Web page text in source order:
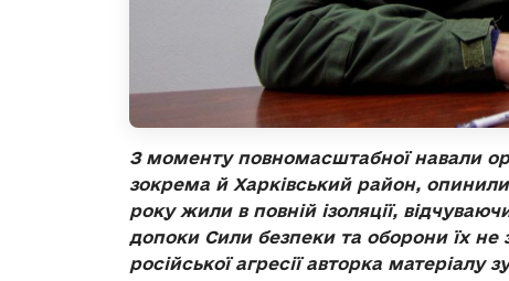
З моменту повномасштабної навали
зокрема й Харківський район,
року жили в повній ізоляції,
допоки Сили безпеки та оборони їх не
російської агресії авторка